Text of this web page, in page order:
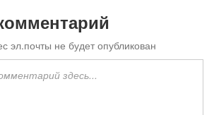
эл.почты не будет опубликован